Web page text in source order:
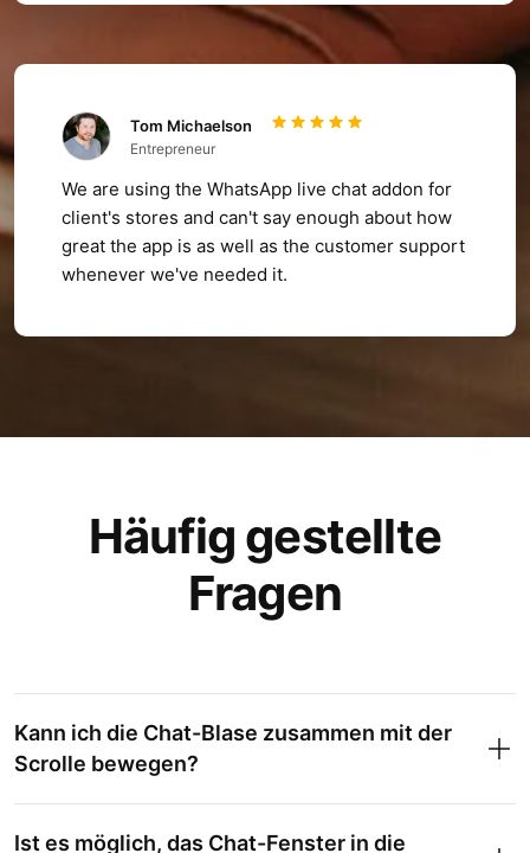
Tom Michaelson
Entrepreneur
We are using the WhatsApp live chat addon for
client's stores and can't say enough about how
great the app is as well as the customer support
whenever we've needed it.
Häufig gestellte
Fragen
Kann ich die Chat-Blase zusammen mit der
Scrolle bewegen?
Ist es möglich, das Chat-Fenster in die